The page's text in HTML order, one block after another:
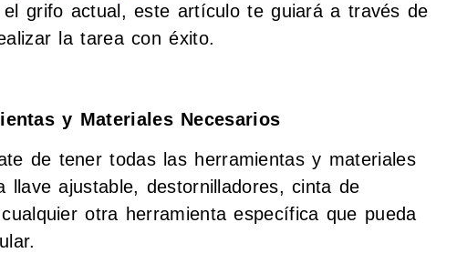
grifo actual, este artículo te guiará a través de
la tarea con éxito.
y Materiales Necesarios
de tener todas las herramientas y materiales
llave ajustable, destornilladores, cinta de
otra herramienta específica que pueda